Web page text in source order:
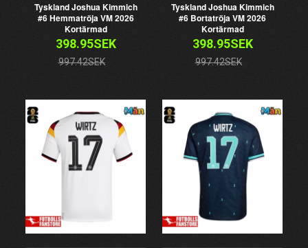
Tyskland Joshua Kimmich
#6 Hemmatröja VM 2026
Kortärmad
398.95SEK
997.42SEK
Tyskland Joshua Kimmich
#6 Bortatröja VM 2026
Kortärmad
398.95SEK
997.42SEK